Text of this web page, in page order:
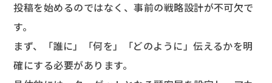
投稿を始めるのではなく、事前の戦略設計が不可欠で
す。
まず、「誰に」「何を」「どのように」伝えるかを明
確にする必要があります。